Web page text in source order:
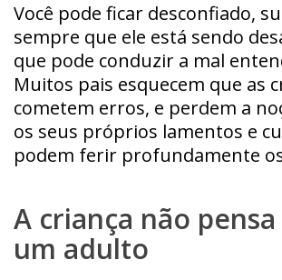
Você pode ficar desconfiado,
sempre que ele está sendo
que pode conduzir a mal
Muitos pais esquecem que as
cometem erros, e perdem a
os seus próprios lamentos e
podem ferir profundamente
A criança não
um adulto